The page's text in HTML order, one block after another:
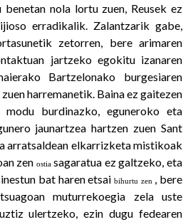
nola lortu zuen, Reusek ez
erradikalik. Zalantzarik gabe,
zetorren, bere arimaren
jartzeko egokitu izanaren
Bartzelonako burgesiaren
harremanetik. Baina ez gaitezen
burdinazko, eguneroko eta
jaunartzea hartzen zuen Sant
arratsaldean elkarrizketa mistikoak
zen ostiasagaratua ez galtzeko, eta
bat haren etsai bihurtu zen
, bere
muturrekoegia zela uste
ulertzeko, ezin dugu fedearen